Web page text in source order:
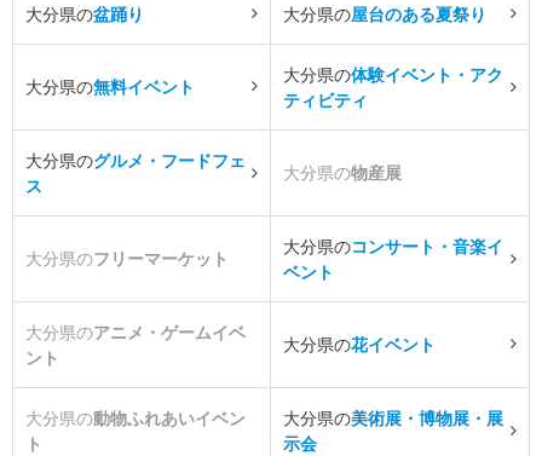
大分県の盆踊り 大分県の屋台のある夏祭り
大分県の無料イベント
大分県の体験イベント・アク
ティビティ
大分県のグルメ・フードフェ
ス
大分県の物産展
大分県のフリーマーケット
大分県のコンサート・音楽イ
ベント
大分県のアニメ・ゲームイベ
ント
大分県の花イベント
大分県の動物ふれあいイベン
ト
大分県の美術展・博物展・展
示会